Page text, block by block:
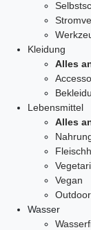
Kleidung
Alles
Lebensmittel
Alles
Vegan
Wasser